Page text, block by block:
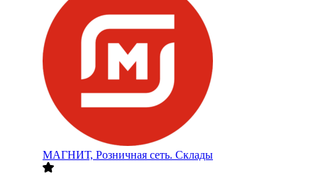
МАГНИТ, Розничная сеть. Склады